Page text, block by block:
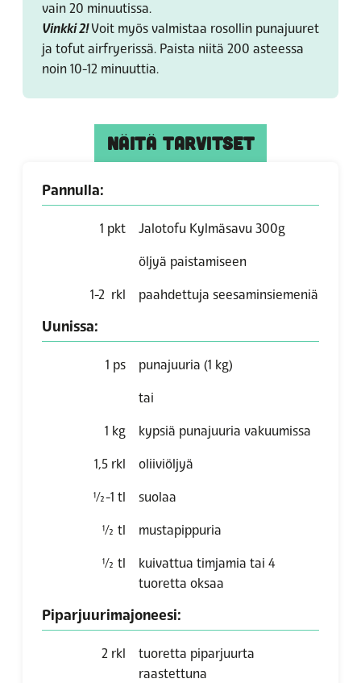
vain 20 minuutissa.
Vinkki 2! Voit myös valmistaa rosollin punajuuret
ja tofut airfryerissä. Paista niitä 200 asteessa
noin 10-12 minuuttia.
NÄITÄ TARVITSET
Pannulla:
1 pkt Jalotofu Kylmäsavu 300g
öljyä paistamiseen
1-2 rkl paahdettuja seesaminsiemeniä
Uunissa:
1 ps punajuuria (1 kg)
tai
1 kg kypsiä punajuuria vakuumissa
1,5 rkl oliiviöljyä
½-1 tl suolaa
½ tl mustapippuria
½ tl
kuivattua timjamia tai 4
tuoretta oksaa
Piparjuurimajoneesi:
2 rkl
tuoretta piparjuurta
raastettuna